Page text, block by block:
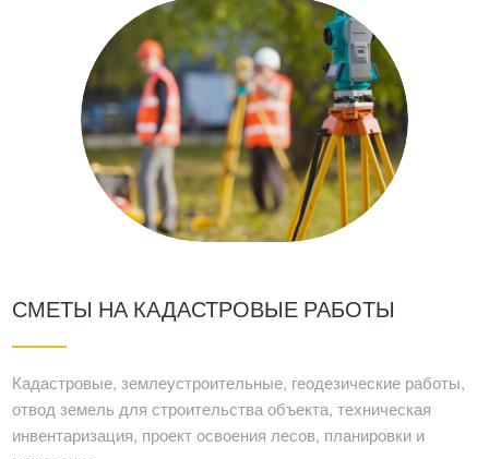
СМЕТЫ НА КАДАСТРОВЫЕ РАБОТЫ
Кадастровые, землеустроительные, геодезические работы,
отвод земель для строительства объекта, техническая
инвентаризация, проект освоения лесов, планировки и